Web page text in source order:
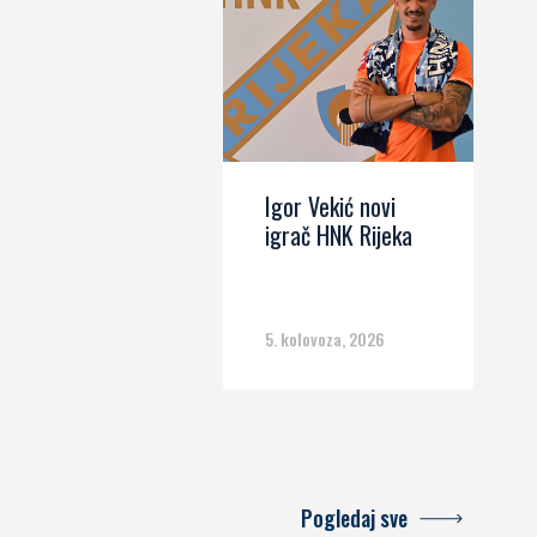
Igor Vekić novi
igrač HNK Rijeka
5. kolovoza, 2026
Pogledaj sve